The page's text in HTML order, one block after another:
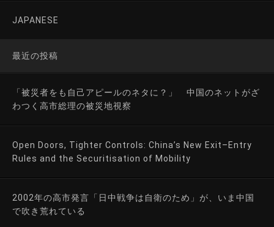
JAPANESE
最近の投稿
「被災者をも自己アピールのネタに？」 中国のネットがざ
わつく高市総理の被災地視察
Open Doors, Tighter Controls: China’s New Exit–Entry
Rules and the Securitisation of Mobility
2002年の高市発言「日中戦争は自衛のため」が、いま中国
で吹き荒れている